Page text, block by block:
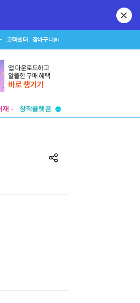
고객센터 장바구니(0)
재
창작플랫폼